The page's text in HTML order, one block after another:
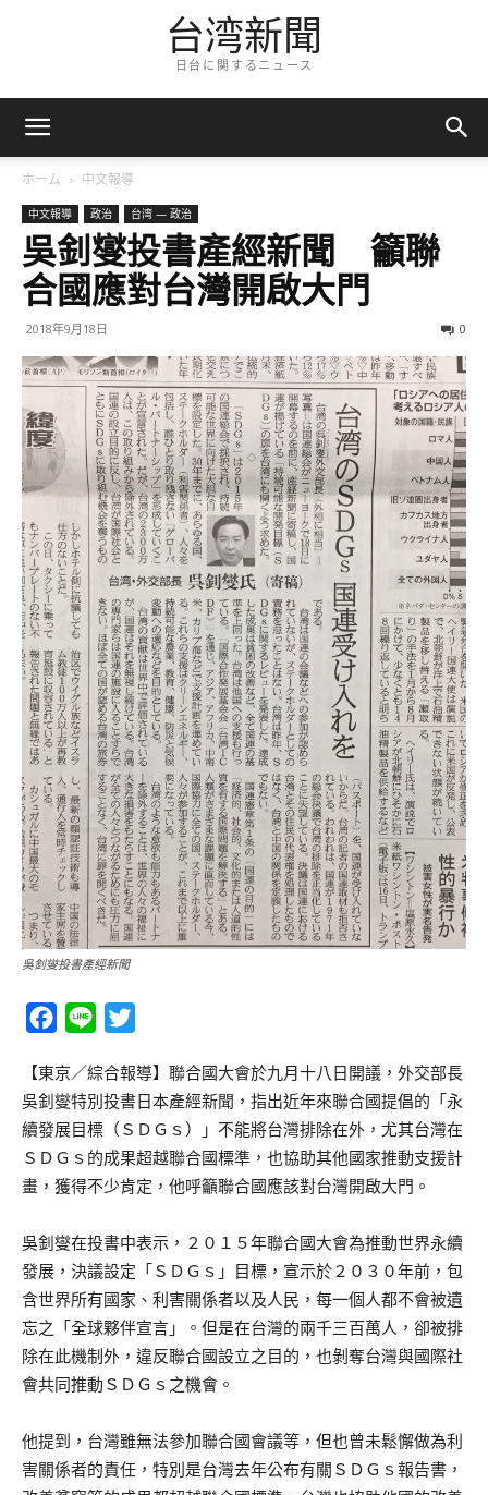
台湾新聞
日台に関するニュース
ホーム 中文報導
中文報導 政治 台湾 — 政治
吳釗燮投書產經新聞 籲聯
合國應對台灣開啟大門
2018年9月18日 0
吳釗燮投書產經新聞
Facebook
Line
【東京／綜合報導】聯合國大會於九月十八日開議，外交部長
吳釗燮特別投書日本產經新聞，指出近年來聯合國提倡的「永
續發展目標（ＳＤＧｓ）」不能將台灣排除在外，尤其台灣在
ＳＤＧｓ的成果超越聯合國標準，也協助其他國家推動支援計
畫，獲得不少肯定，他呼籲聯合國應該對台灣開啟大門。
吳釗燮在投書中表示，２０１５年聯合國大會為推動世界永續
發展，決議設定「ＳＤＧｓ」目標，宣示於２０３０年前，包
含世界所有國家、利害關係者以及人民，每一個人都不會被遺
忘之「全球夥伴宣言」。但是在台灣的兩千三百萬人，卻被排
除在此機制外，違反聯合國設立之目的，也剝奪台灣與國際社
會共同推動ＳＤＧｓ之機會。
他提到，台灣雖無法參加聯合國會議等，但也曾未鬆懈做為利
害關係者的責任，特別是台灣去年公布有關ＳＤＧｓ報告書，